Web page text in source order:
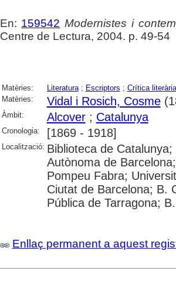
En: 159542 Modernistes i
Centre de Lectura, 2004. p. 49-54
Matèries: Literatura; Escriptors ; Crítica literària
Matèries:
Vidal i Rosich, Cosme
Àmbit: Alcover; Catalunya
Cronologia: [1869 - 1918]
Localització: Biblioteca de
Autònoma de
Pompeu Fabra;
Ciutat de Barcelona; B.
Pública de Tarragona;
Enllaç permanent a aquest